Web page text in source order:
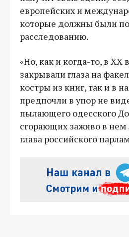
европейских и
которые должны были
расследованию.
«Но, как и когда-то, в ХХ
закрывали глаза на
костры из книг, так и в
предпочли в упор не
пылающего одесского
сгорающих заживо в нем
глава российского